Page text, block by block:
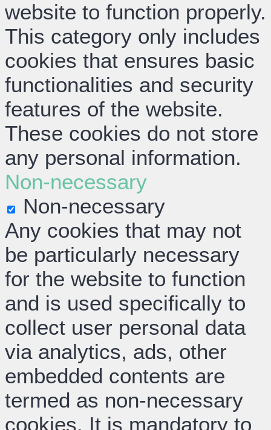
website to function properly.
This category only includes
cookies that ensures basic
functionalities and security
features of the website.
These cookies do not store
any personal information.
Non-necessary
Non-necessary
Any cookies that may not
be particularly necessary
for the website to function
and is used specifically to
collect user personal data
via analytics, ads, other
embedded contents are
termed as non-necessary
cookies. It is mandatory to